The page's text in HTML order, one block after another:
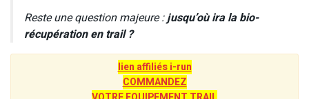
Reste une question majeure :jusqu’où ira la bio-
récupération en trail ?
lien affiliés i-run
COMMANDEZ